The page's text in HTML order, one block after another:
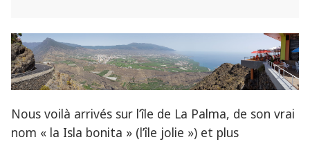
Nous voilà arrivés sur l’île de La Palma, de son vrai
nom « la Isla bonita » (l’île jolie ») et plus